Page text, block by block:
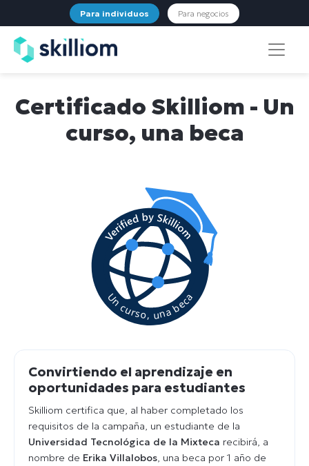
Para individuos Para negocios
Certificado Skilliom - Un
curso, una beca
Convirtiendo el aprendizaje en
oportunidades para estudiantes
Skilliom certifica que, al haber completado los
requisitos de la campaña, un estudiante de la
Universidad Tecnológica de la Mixteca recibirá, a
nombre de Erika Villalobos , una beca por 1 año de